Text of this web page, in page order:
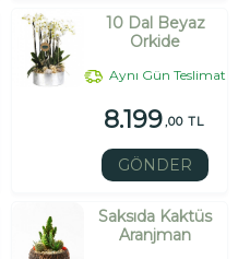
10 Dal Beyaz
Orkide
Aynı Gün Teslimat
8.199,00 TL
GÖNDER
Saksıda Kaktüs
Aranjman